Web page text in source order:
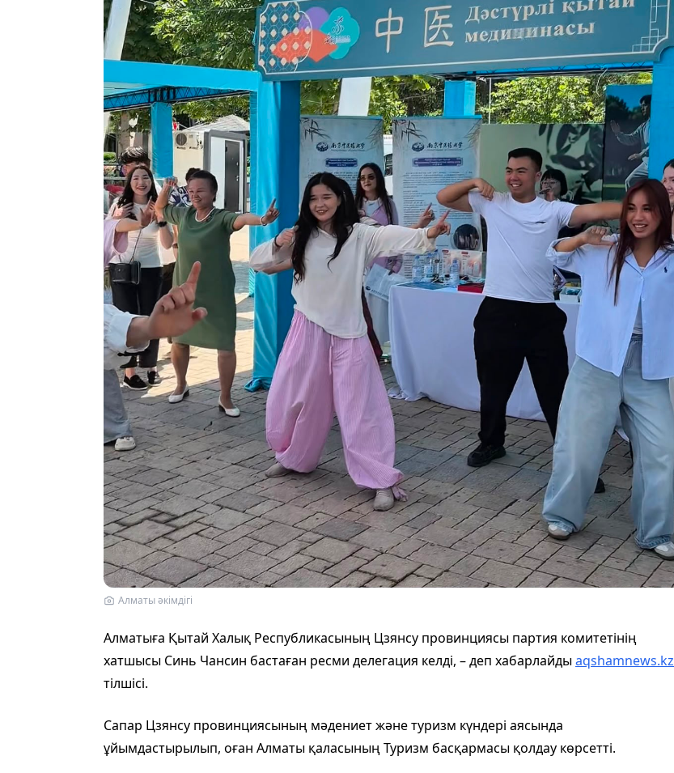
Алматы әкімдігі
Алматыға Қытай Халық Республикасының Цзянсу провинциясы партия комитетінің
хатшысы Синь Чансин бастаған ресми делегация келді, – деп хабарлайдыaqshamnews.kz
тілшісі.
Сапар Цзянсу провинциясының мәдениет және туризм күндері аясында
ұйымдастырылып, оған Алматы қаласының Туризм басқармасы қолдау көрсетті.